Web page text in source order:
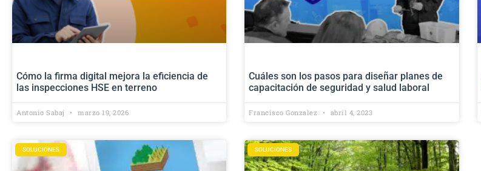
Cómo la firma digital mejora la eficiencia de
las inspecciones HSE en terreno
Antonio Sabaj marzo 19, 2026
Cuáles son los pasos para diseñar planes de
capacitación de seguridad y salud laboral
Francisco Gonzalez abril 4, 2023
SOLUCIONES SOLUCIONES